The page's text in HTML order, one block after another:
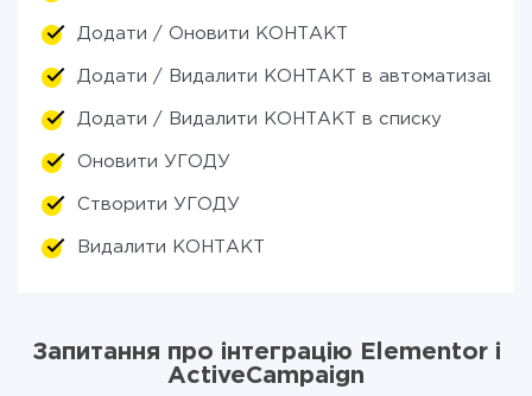
Додати / Оновити КОНТАКТ
Додати / Видалити КОНТАКТ в автоматизації
Додати / Видалити КОНТАКТ в списку
Оновити УГОДУ
Створити УГОДУ
Видалити КОНТАКТ
Запитання про інтеграцію Elementor і
ActiveCampaign